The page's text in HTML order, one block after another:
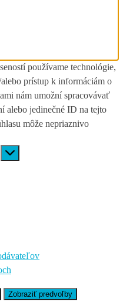
používame technológie,
prístup k informáciám o
nám umožní spracovávať
alebo jedinečné ID na tejto
môže nepriaznivo
Zobraziť predvoľby